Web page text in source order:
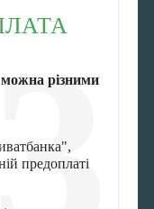
різними
предоплаті